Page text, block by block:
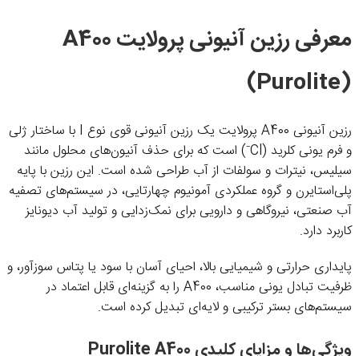
معرفی رزین آنیونی پرولایت A400
(Purolite)
رزین آنیونی A400 پرولایت یک رزین آنیونی قوی نوع I با ساختار ژلی
و فرم یونی کلرید (Cl⁻) است که برای حذف آنیون‌های محلول مانند
سیلیس، نیترات و سولفات از آب طراحی شده است. این رزین با پایه
پلی‌استایرن و گروه عملکردی آمونیوم چهارتایی، در سیستم‌های تصفیه
آب صنعتی، نیروگاهی و دارویی برای نمک‌زدایی و تولید آب دیونایز
کاربرد دارد.
پایداری حرارتی و شیمیایی بالا، احیای آسان با سود یا پتاس سوزآور، و
ظرفیت تبادل یونی مناسب، A400 را به گزینه‌ای قابل اعتماد در
سیستم‌های بستر ترکیبی و لایه‌ای تبدیل کرده است.
ویژگی‌ها و مزایای کلیدی Purolite A400